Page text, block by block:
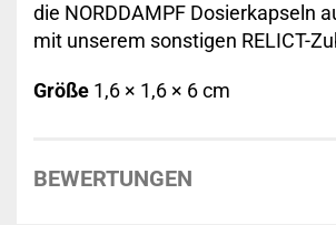
die NORDDAMPF Dosierkapseln
mit unserem sonstigen RELICT-
Größe 1,6 × 1,6 × 6 cm
BEWERTUNGEN